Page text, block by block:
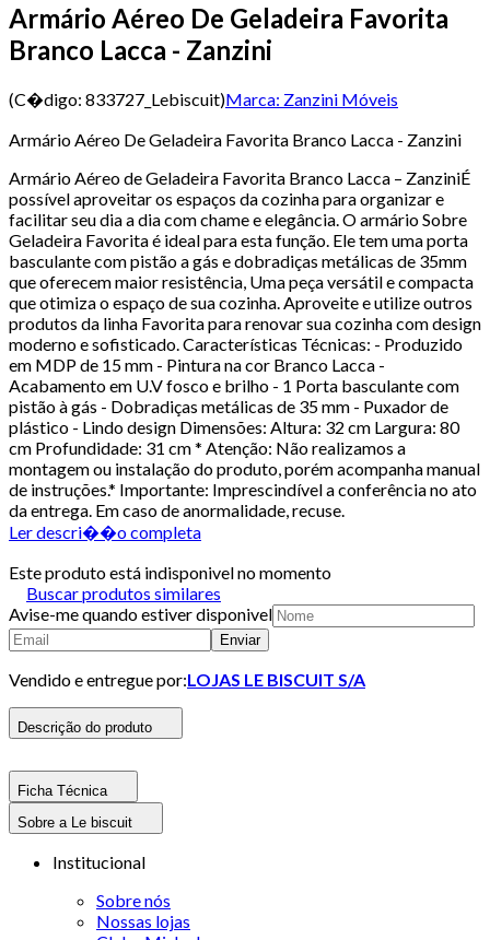
Armário Aéreo De Geladeira Favorita
Branco Lacca - Zanzini
(C�digo: 833727_Lebiscuit)Marca: Zanzini Móveis
Armário Aéreo De Geladeira Favorita Branco Lacca - Zanzini
Armário Aéreo de Geladeira Favorita Branco Lacca – ZanziniÉ
possível aproveitar os espaços da cozinha para organizar e
facilitar seu dia a dia com chame e elegância. O armário Sobre
Geladeira Favorita é ideal para esta função. Ele tem uma porta
basculante com pistão a gás e dobradiças metálicas de 35mm
que oferecem maior resistência, Uma peça versátil e compacta
que otimiza o espaço de sua cozinha. Aproveite e utilize outros
produtos da linha Favorita para renovar sua cozinha com design
moderno e sofisticado. Características Técnicas: - Produzido
em MDP de 15 mm - Pintura na cor Branco Lacca -
Acabamento em U.V fosco e brilho - 1 Porta basculante com
pistão à gás - Dobradiças metálicas de 35 mm - Puxador de
plástico - Lindo design Dimensões: Altura: 32 cm Largura: 80
cm Profundidade: 31 cm * Atenção: Não realizamos a
montagem ou instalação do produto, porém acompanha manual
de instruções.* Importante: Imprescindível a conferência no ato
da entrega. Em caso de anormalidade, recuse.
Ler descri��o completa
Este produto está indisponivel no momento
Buscar produtos similares
Avise-me quando estiver disponivel
Enviar
Vendido e entregue por:LOJAS LE BISCUIT S/A
Descrição do produto
Ficha Técnica
Sobre a Le biscuit
Institucional
Sobre nós
Nossas lojas